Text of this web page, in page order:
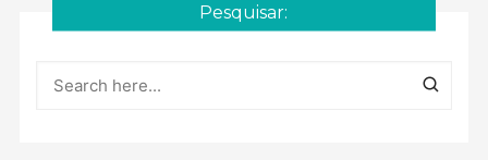
Pesquisar: